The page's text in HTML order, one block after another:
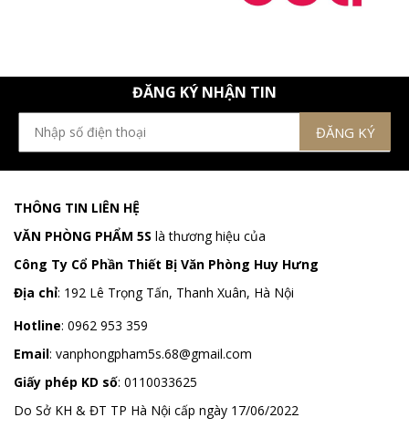
ĐĂNG KÝ NHẬN TIN
THÔNG TIN LIÊN HỆ
VĂN PHÒNG PHẨM 5S là thương hiệu của
Công Ty Cổ Phần Thiết Bị Văn Phòng Huy Hưng
Địa chỉ: 192 Lê Trọng Tấn, Thanh Xuân, Hà Nội
Hotline: 0962 953 359
Email: vanphongpham5s.68@gmail.com
Giấy phép KD số: 0110033625
Do Sở KH & ĐT TP Hà Nội cấp ngày 17/06/2022